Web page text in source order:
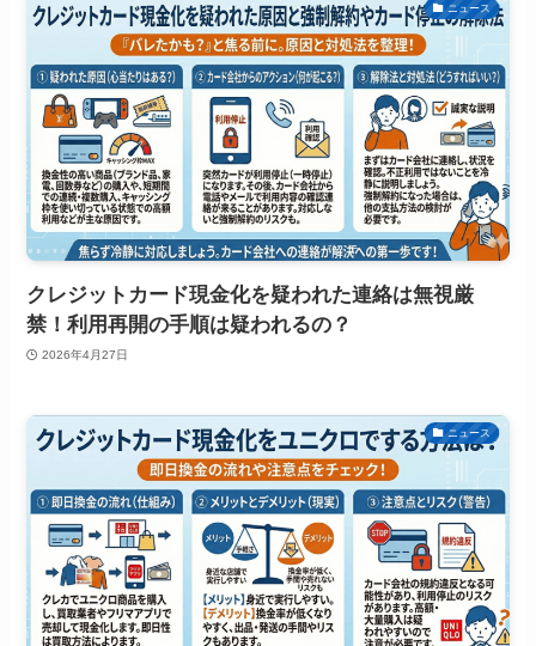
ニュース
クレジットカード現金化を疑われた連絡は無視厳
禁！利用再開の手順は疑われるの？
2026年4月27日
ニュース